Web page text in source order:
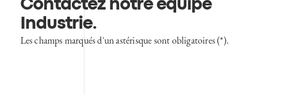
Contactez notre équipe
Industrie.
Les champs marqués d'un astérisque sont obligatoires (*).